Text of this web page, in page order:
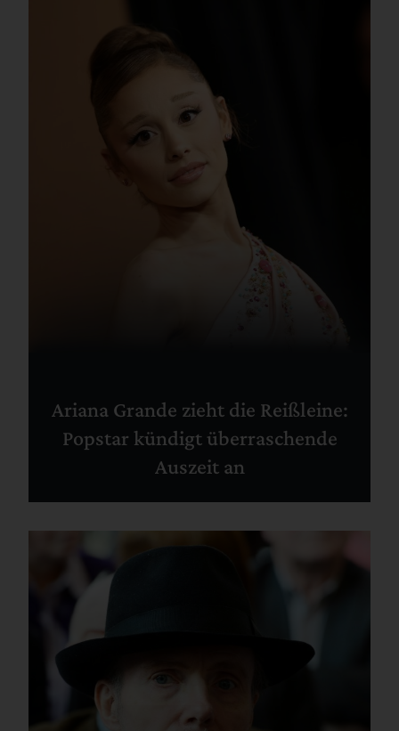
Ariana Grande zieht die Reißleine:
Popstar kündigt überraschende
Auszeit an